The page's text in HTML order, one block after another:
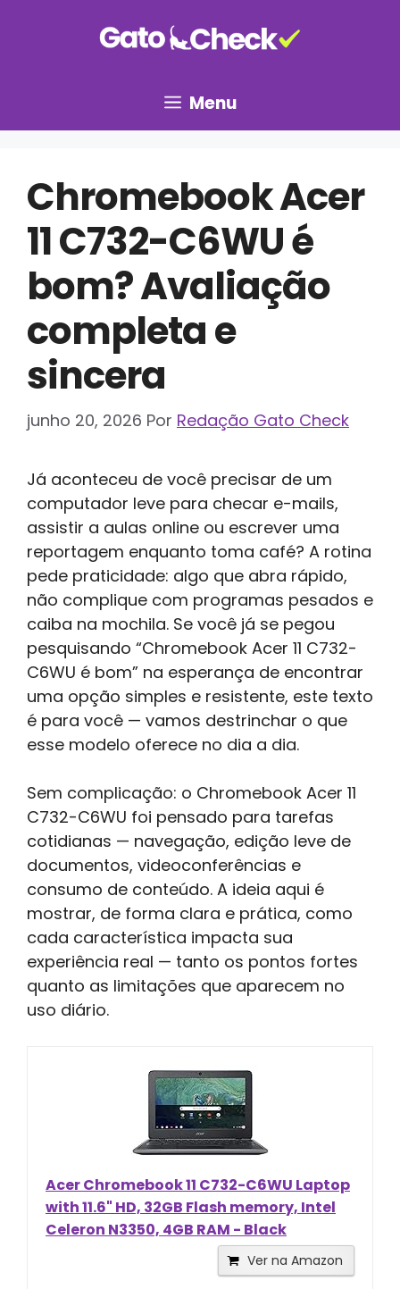
Menu
Chromebook Acer
11 C732-C6WU é
bom? Avaliação
completa e
sincera
junho 20, 2026 Por Redação Gato Check
Já aconteceu de você precisar de um
computador leve para checar e-mails,
assistir a aulas online ou escrever uma
reportagem enquanto toma café? A rotina
pede praticidade: algo que abra rápido,
não complique com programas pesados e
caiba na mochila. Se você já se pegou
pesquisando “Chromebook Acer 11 C732-
C6WU é bom” na esperança de encontrar
uma opção simples e resistente, este texto
é para você — vamos destrinchar o que
esse modelo oferece no dia a dia.
Sem complicação: o Chromebook Acer 11
C732-C6WU foi pensado para tarefas
cotidianas — navegação, edição leve de
documentos, videoconferências e
consumo de conteúdo. A ideia aqui é
mostrar, de forma clara e prática, como
cada característica impacta sua
experiência real — tanto os pontos fortes
quanto as limitações que aparecem no
uso diário.
Acer Chromebook 11 C732-C6WU Laptop
with 11.6" HD, 32GB Flash memory, Intel
Celeron N3350, 4GB RAM - Black
Ver na Amazon